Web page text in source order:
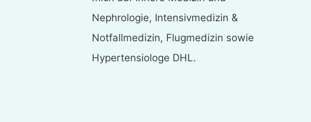
Nephrologie, Intensivmedizin &
Notfallmedizin, Flugmedizin sowie
Hypertensiologe DHL.